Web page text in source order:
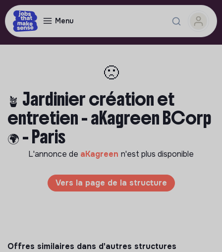
Menu
🙁
🪴 Jardinier création et
entretien - aKagreen BCorp
🌍 - Paris
L'annonce de aKagreen n'est plus disponible
Vers la page de la structure
Offres similaires dans d'autres structures